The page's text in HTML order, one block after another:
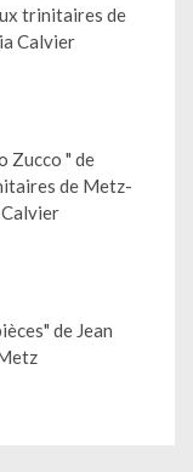
trinitaires de
Calvier
Zucco " de
de Metz-
Calvier
de Jean